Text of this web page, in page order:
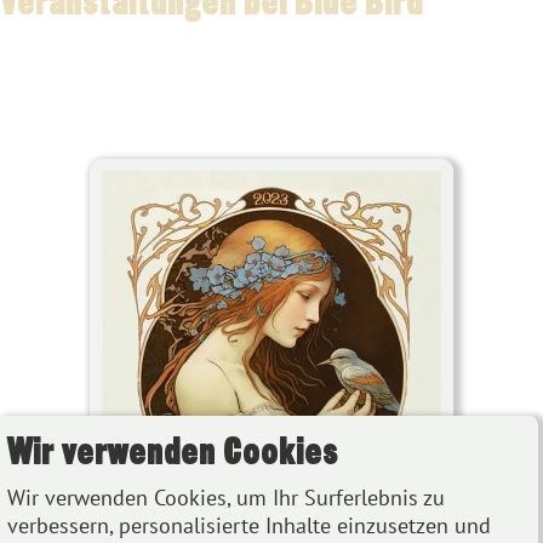
Wir verwenden Cookies
Wir verwenden Cookies, um Ihr Surferlebnis zu
verbessern, personalisierte Inhalte einzusetzen und